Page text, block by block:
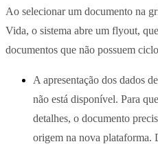
Ao selecionar um documento na
Vida, o sistema abre um flyout,
documentos que não possuem
A apresentação dos dados
não está disponível. Para
detalhes, o documento
origem na nova plataforma.